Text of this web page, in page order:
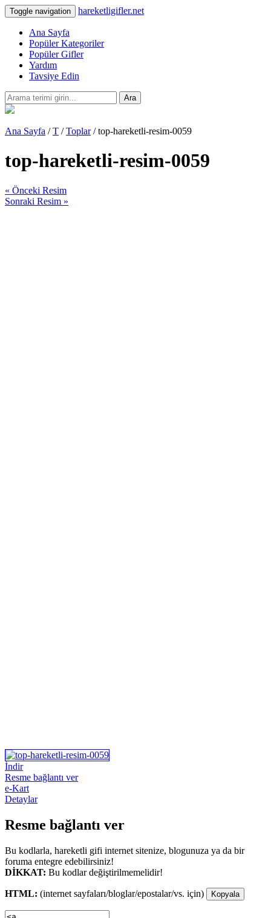
Toggle navigation hareketligifler.net
Ana Sayfa
Popüler Kategoriler
Popüler Gifler
Yardım
Tavsiye Edin
Ara
Ana Sayfa /T /Toplar/ top-hareketli-resim-0059
top-hareketli-resim-0059
« Önceki Resim
Sonraki Resim »
İndir
Resme bağlantı ver
e-Kart
Detaylar
Resme bağlantı ver
Bu kodlarla, hareketli gifi internet sitenize, blogunuza ya da bir
foruma entegre edebilirsiniz!
DİKKAT: Bu kodlar değiştirilmemelidir!
HTML: (internet sayfaları/bloglar/epostalar/vs. için) Kopyala